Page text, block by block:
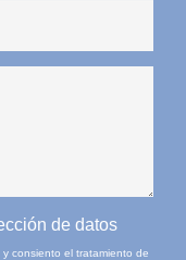
de datos
consiento el tratamiento de